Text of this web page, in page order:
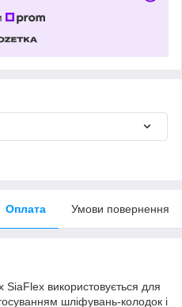
Оплата Умови повернення
використовується для
шліфувань-колодок і